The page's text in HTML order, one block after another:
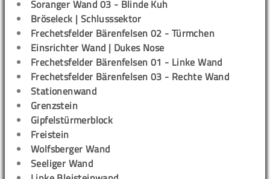
Soranger Wand 03 - Blinde Kuh
Bröseleck | Schlusssektor
Frechetsfelder Bärenfelsen 02 - Türmchen
Einsrichter Wand | Dukes Nose
Frechetsfelder Bärenfelsen 01 - Linke Wand
Frechetsfelder Bärenfelsen 03 - Rechte Wand
Stationenwand
Grenzstein
Gipfelstürmerblock
Freistein
Wolfsberger Wand
Seeliger Wand